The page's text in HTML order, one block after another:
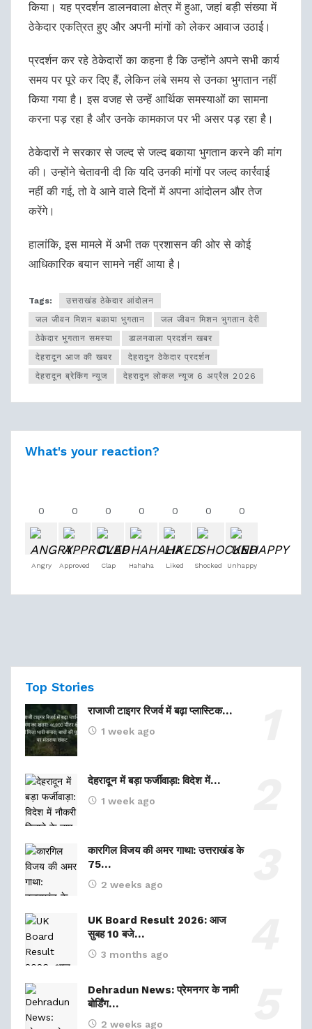
किया। यह प्रदर्शन डालनवाला क्षेत्र में हुआ, जहां बड़ी संख्या में
ठेकेदार एकत्रित हुए और अपनी मांगों को लेकर आवाज उठाई।
प्रदर्शन कर रहे ठेकेदारों का कहना है कि उन्होंने अपने सभी कार्य
समय पर पूरे कर दिए हैं, लेकिन लंबे समय से उनका भुगतान नहीं
किया गया है। इस वजह से उन्हें आर्थिक समस्याओं का सामना
करना पड़ रहा है और उनके कामकाज पर भी असर पड़ रहा है।
ठेकेदारों ने सरकार से जल्द से जल्द बकाया भुगतान करने की मांग
की। उन्होंने चेतावनी दी कि यदि उनकी मांगों पर जल्द कार्रवाई
नहीं की गई, तो वे आने वाले दिनों में अपना आंदोलन और तेज
करेंगे।
हालांकि, इस मामले में अभी तक प्रशासन की ओर से कोई
आधिकारिक बयान सामने नहीं आया है।
Tags:
उत्तराखंड ठेकेदार आंदोलन
जल जीवन मिशन बकाया भुगतान
जल जीवन मिशन भुगतान देरी
ठेकेदार भुगतान समस्या
डालनवाला प्रदर्शन खबर
देहरादून आज की खबर
देहरादून ठेकेदार प्रदर्शन
देहरादून ब्रेकिंग न्यूज
देहरादून लोकल न्यूज 6 अप्रैल 2026
What's your reaction?
0
Angry
0
Approved
0
Clap
0
Hahaha
0
Liked
0
Shocked
0
Unhappy
Top Stories
राजाजी टाइगर रिजर्व में बढ़ा प्लास्टिक…
1 week ago
देहरादून में बड़ा फर्जीवाड़ा: विदेश में…
1 week ago
कारगिल विजय की अमर गाथा: उत्तराखंड के
75…
2 weeks ago
UK Board Result 2026: आज
सुबह 10 बजे…
3 months ago
Dehradun News: प्रेमनगर के नामी
बोर्डिंग…
2 weeks ago